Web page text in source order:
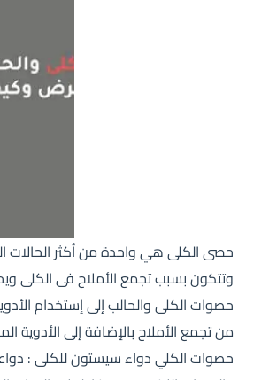
حصى الكلى هي واحدة من أكثر الحالات
وتتكون بسبب تجمع الأملاح فى الكلى
حصوات الكلى والحالب إلى إستخدام
من تجمع الأملاح بالإضافة إلى الأدوية
حصوات الكلي دواء سيستون للكلى :